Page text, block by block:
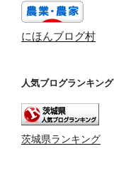
にほんブログ村
人気ブログランキング
茨城県ランキング